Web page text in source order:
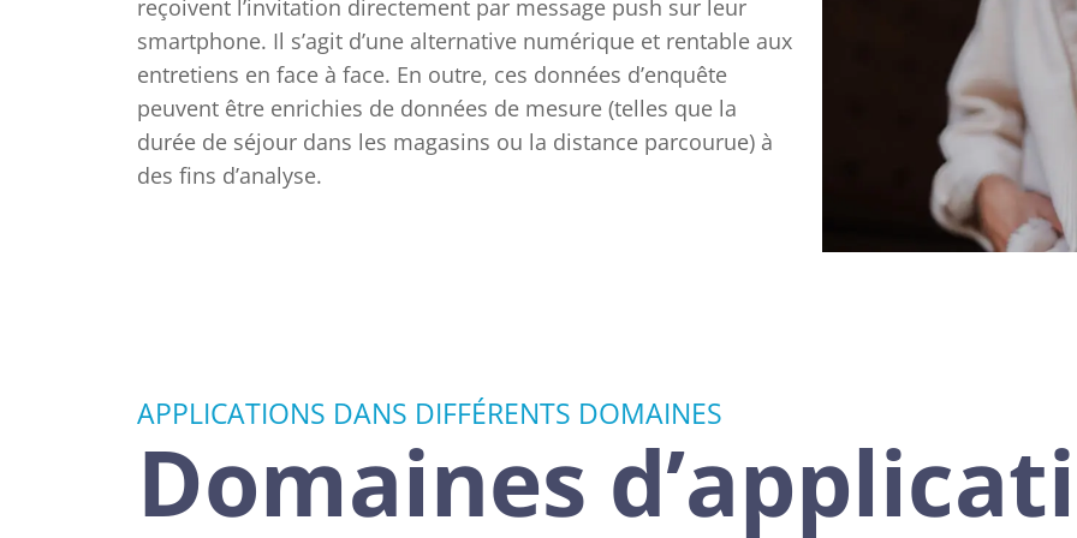
reçoivent l’invitation directement par message push sur leur
smartphone. Il s’agit d’une alternative numérique et rentable aux
entretiens en face à face. En outre, ces données d’enquête
peuvent être enrichies de données de mesure (telles que la
durée de séjour dans les magasins ou la distance parcourue) à
des fins d’analyse.
APPLICATIONS DANS DIFFÉRENTS DOMAINES
Domaines